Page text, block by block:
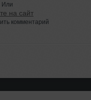
Или
на сайт
комментарий